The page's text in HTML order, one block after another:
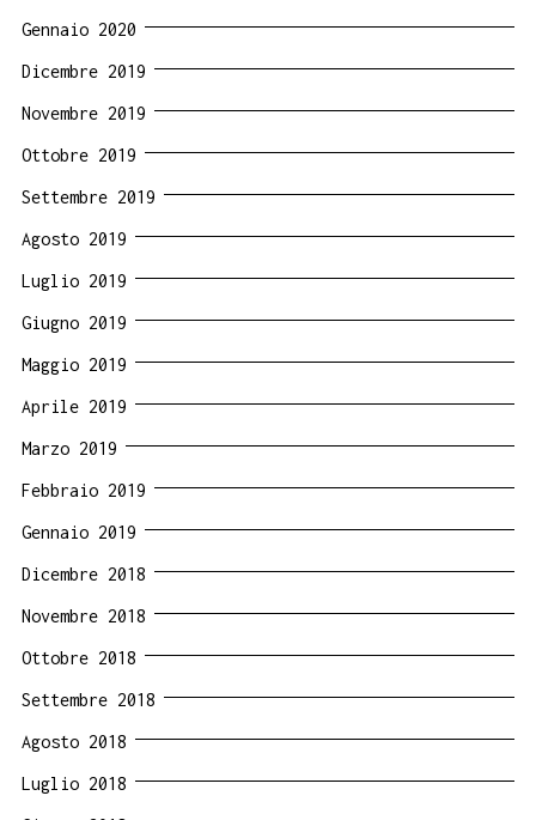
Gennaio 2020
Dicembre 2019
Novembre 2019
Ottobre 2019
Settembre 2019
Agosto 2019
Luglio 2019
Giugno 2019
Maggio 2019
Aprile 2019
Marzo 2019
Febbraio 2019
Gennaio 2019
Dicembre 2018
Novembre 2018
Ottobre 2018
Settembre 2018
Agosto 2018
Luglio 2018